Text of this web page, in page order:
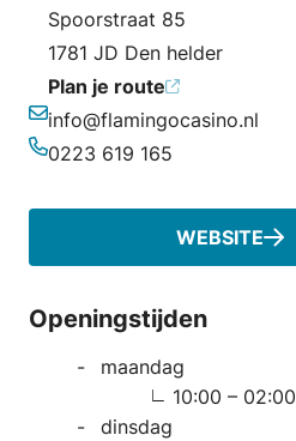
Spoorstraat 85
1781 JD Den helder
Plan je route
E-mailadres
info@flamingocasino.nl
0223 619 165
WEBSITE
Openingstijden
maandag
10:00 – 02:00
dinsdag